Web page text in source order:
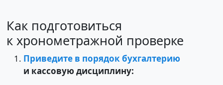
Как подготовиться
к хронометражной проверке
Приведите в порядок бухгалтерию
и кассовую дисциплину: